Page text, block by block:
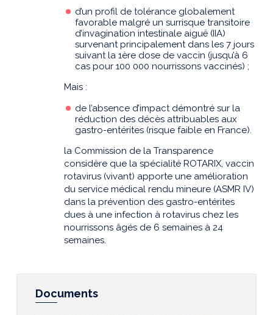
d’un profil de tolérance globalement
favorable malgré un surrisque transitoire
d’invagination intestinale aiguë (IIA)
survenant principalement dans les 7 jours
suivant la 1ère dose de vaccin (jusqu’à 6
cas pour 100 000 nourrissons vaccinés) ;
Mais :
de l’absence d’impact démontré sur la
réduction des décès attribuables aux
gastro-entérites (risque faible en France).
la Commission de la Transparence
considère que la spécialité ROTARIX, vaccin
rotavirus (vivant) apporte une amélioration
du service médical rendu mineure (ASMR IV)
dans la prévention des gastro-entérites
dues à une infection à rotavirus chez les
nourrissons âgés de 6 semaines à 24
semaines.
Documents